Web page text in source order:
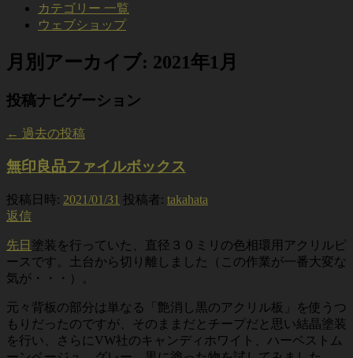
カテゴリー 一覧
ウェブショップ
月別アーカイブ: 2021年1月
投稿ナビゲーション
← 過去の投稿
無印良品ファイルボックス
投稿日時: 2021/01/31 投稿者: takahata
返信
先日 塗装を行っていた、直径３０ミリの色相環用アクリルピ
ースです。土台から切り離しました（この作業が一番大変な
気が・・・）。
元々背板の部分は単なる「艶消し黒のアクリル板」を使うつ
もりだったのですが、そのままだとチープだと思い結晶塗装
を行い、さらにVW社のキャンディホワイト、ハーベストム